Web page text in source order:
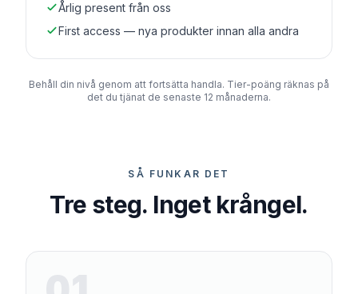
Årlig present från oss
First access — nya produkter innan alla andra
Behåll din nivå genom att fortsätta handla. Tier-poäng räknas på
det du tjänat de senaste 12 månaderna.
SÅ FUNKAR DET
Tre steg. Inget krångel.